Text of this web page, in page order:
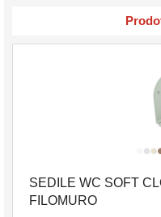
SEDILE WC SOFT
FILOMURO